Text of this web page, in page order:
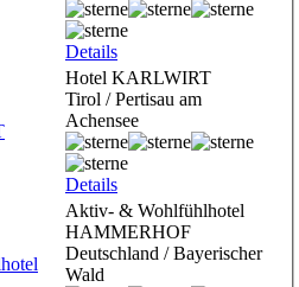
Details
Hotel KARLWIRT
Tirol / Pertisau am
Achensee
Details
Aktiv- & Wohlfühlhotel
HAMMERHOF
Deutschland / Bayerischer
Wald